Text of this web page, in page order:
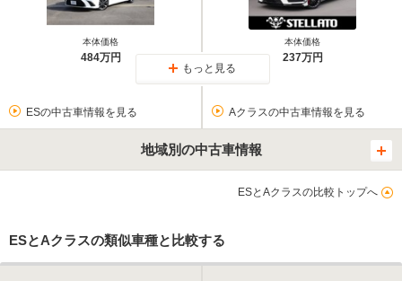
本体価格
484万円
本体価格
237万円
もっと見る
ESの中古車情報を見る Aクラスの中古車情報を見る
地域別の中古車情報
ESとAクラスの比較トップへ
ESとAクラスの類似車種と比較する